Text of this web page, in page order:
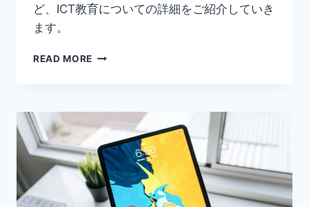
ど、ICT教育についての詳細をご紹介していき
ます。
READ MORE 【ICT
は？】
ICT
教
育
に
つ
い